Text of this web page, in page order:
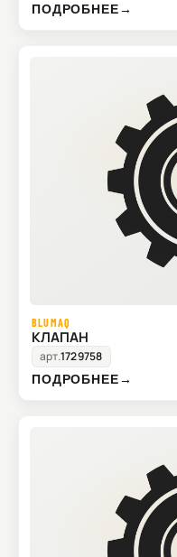
ПОДРОБНЕЕ→
BLUMAQ
КЛАПАН
арт.1729758
ПОДРОБНЕЕ→